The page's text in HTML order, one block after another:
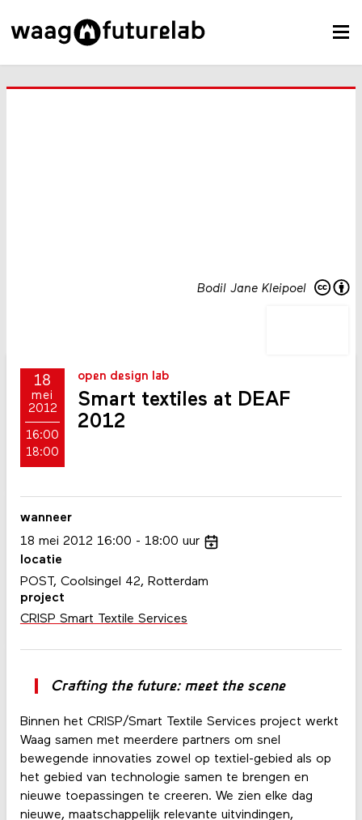
Bodil Jane Kleipoel
18
mei
2012
16:00
18:00
open design lab
Smart textiles at DEAF
2012
Crafting the future: meet the scene
Binnen het CRISP/Smart Textile Services project werkt
Waag samen met meerdere partners om snel
bewegende innovaties zowel op textiel-gebied als op
het gebied van technologie samen te brengen en
nieuwe toepassingen te creeren. We zien elke dag
nieuwe, maatschappelijk relevante uitvindingen,
wanneer
18 mei 2012 16:00 18:00 uur
locatie
POST, Coolsingel 42, Rotterdam
project
CRISP Smart Textile Services